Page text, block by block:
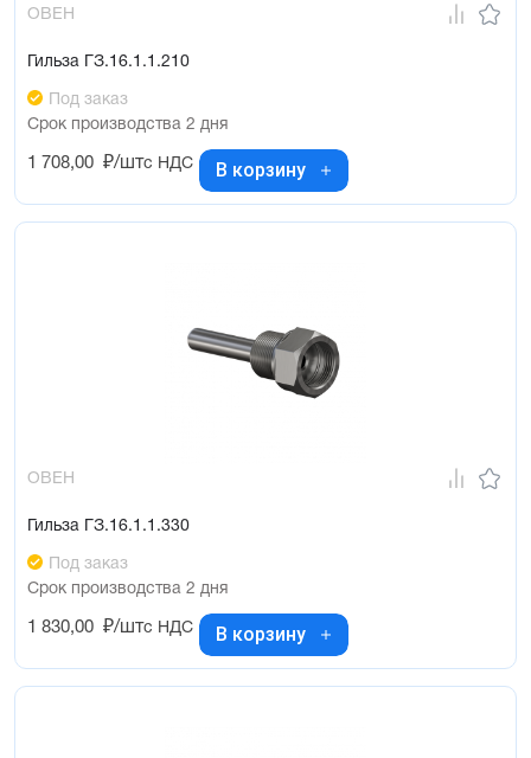
ОВЕН
Гильза ГЗ.16.1.1.210
Под заказ
Срок производства 2 дня
1 708,00 ₽/штс НДС В корзину
ОВЕН
Гильза ГЗ.16.1.1.330
Под заказ
Срок производства 2 дня
1 830,00 ₽/штс НДС В корзину